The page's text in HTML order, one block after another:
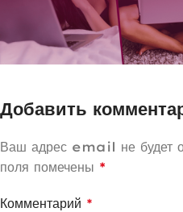
Добавить
Ваш адрес email не будет
поля помечены *
Комментарий *